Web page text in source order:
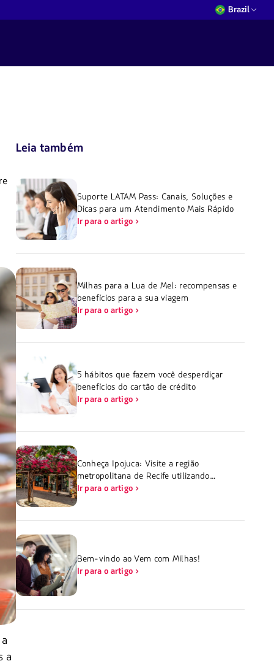
Brazil
a
Leia também
Suporte LATAM Pass: Canais, Soluções e
Dicas para um Atendimento Mais Rápido
Ir para o artigo
Milhas para a Lua de Mel: recompensas e
benefícios para a sua viagem
Ir para o artigo
5 hábitos que fazem você desperdiçar
benefícios do cartão de crédito
Ir para o artigo
Conheça Ipojuca: Visite a região
metropolitana de Recife utilizando
milhas
Ir para o artigo
Bem-vindo ao Vem com Milhas!
Ir para o artigo